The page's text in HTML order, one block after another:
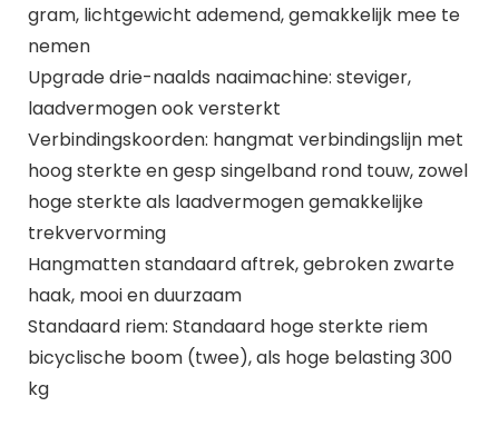
gram, lichtgewicht ademend, gemakkelijk mee te
nemen
Upgrade drie-naalds naaimachine: steviger,
laadvermogen ook versterkt
Verbindingskoorden: hangmat verbindingslijn met
hoog sterkte en gesp singelband rond touw, zowel
hoge sterkte als laadvermogen gemakkelijke
trekvervorming
Hangmatten standaard aftrek, gebroken zwarte
haak, mooi en duurzaam
Standaard riem: Standaard hoge sterkte riem
bicyclische boom (twee), als hoge belasting 300
kg